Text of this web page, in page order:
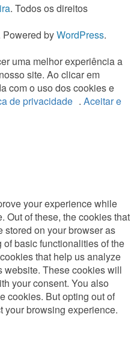
. Todos os direitos
Powered byWordPress.
uma melhor experiência a
site. Ao clicar em
com o uso dos cookies e
de privacidade . Aceitar e
your experience while
Out of these, the cookies that
stored on your browser as
basic functionalities of the
that help us analyze
website. These cookies will
your consent. You also
cookies. But opting out of
your browsing experience.